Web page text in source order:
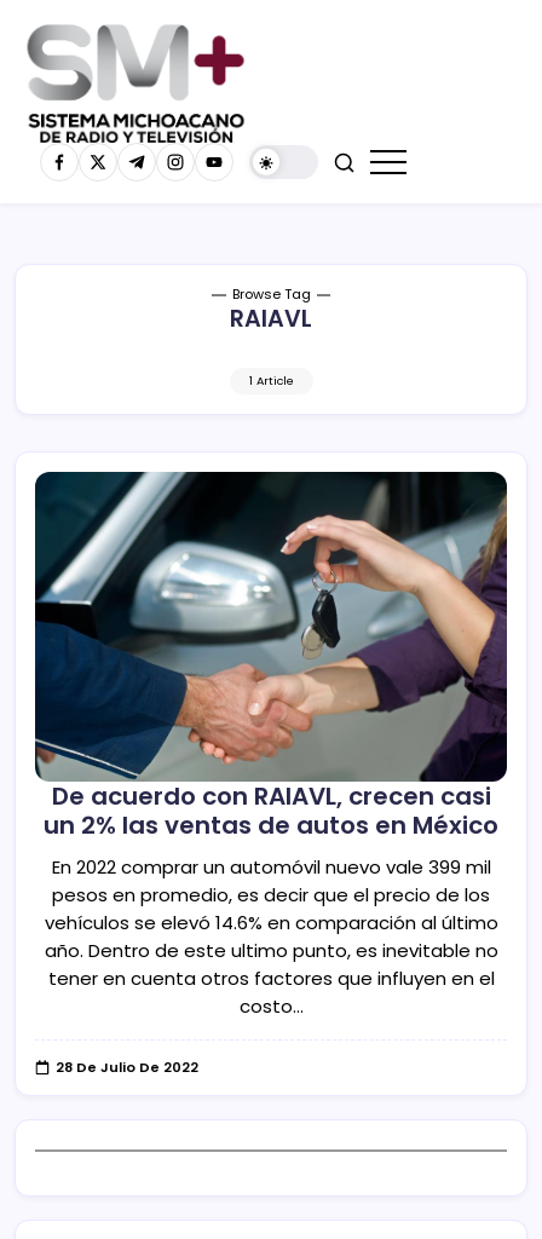
Browse Tag
RAIAVL
1 Article
De acuerdo con RAIAVL, crecen casi
un 2% las ventas de autos en México
En 2022 comprar un automóvil nuevo vale 399 mil
pesos en promedio, es decir que el precio de los
vehículos se elevó 14.6% en comparación al último
año. Dentro de este ultimo punto, es inevitable no
tener en cuenta otros factores que influyen en el
costo…
28 De Julio De 2022